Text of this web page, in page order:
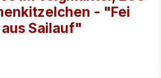
- "Fei
Sailauf"